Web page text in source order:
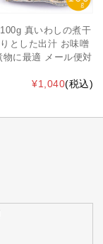
真いわしの煮干
とした出汁 お味噌
に最適 メール便対
¥1,040(税込)